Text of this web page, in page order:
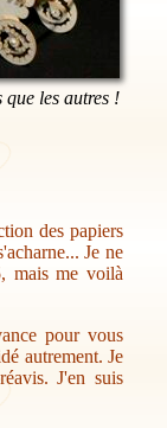
que les autres !
des papiers
Je ne
mais me voilà
pour vous
autrement. Je
J'en suis